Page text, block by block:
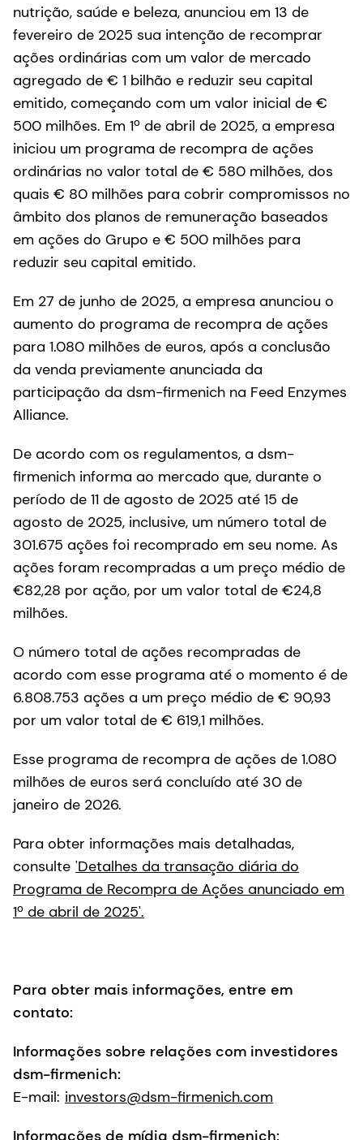
nutrição, saúde e beleza, anunciou em 13 de
fevereiro de 2025 sua intenção de recomprar
ações ordinárias com um valor de mercado
agregado de € 1 bilhão e reduzir seu capital
emitido, começando com um valor inicial de €
500 milhões. Em 1º de abril de 2025, a empresa
iniciou um programa de recompra de ações
ordinárias no valor total de € 580 milhões, dos
quais € 80 milhões para cobrir compromissos no
âmbito dos planos de remuneração baseados
em ações do Grupo e € 500 milhões para
reduzir seu capital emitido.
Em 27 de junho de 2025, a empresa anunciou o
aumento do programa de recompra de ações
para 1.080 milhões de euros, após a conclusão
da venda previamente anunciada da
participação da dsm-firmenich na Feed Enzymes
Alliance.
De acordo com os regulamentos, a dsm-
firmenich informa ao mercado que, durante o
período de 11 de agosto de 2025 até 15 de
agosto de 2025, inclusive, um número total de
301.675 ações foi recomprado em seu nome. As
ações foram recompradas a um preço médio de
€82,28 por ação, por um valor total de €24,8
milhões.
O número total de ações recompradas de
acordo com esse programa até o momento é de
6.808.753 ações a um preço médio de € 90,93
por um valor total de € 619,1 milhões.
Esse programa de recompra de ações de 1.080
milhões de euros será concluído até 30 de
janeiro de 2026.
Para obter informações mais detalhadas,
consulte 'Detalhes da transação diária do
Programa de Recompra de Ações anunciado em
1º de abril de 2025'.
Para obter mais informações, entre em
contato:
Informações sobre relações com investidores
dsm-firmenich:
E-mail: investors@dsm-firmenich.com
Informações de mídia dsm-firmenich: